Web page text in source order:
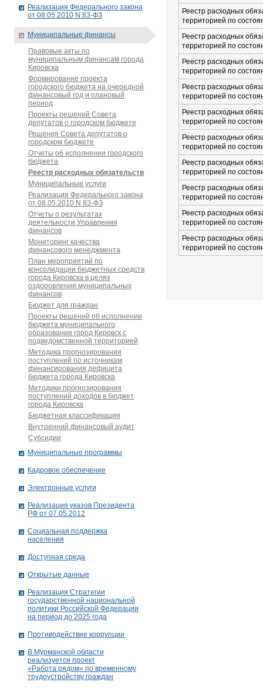
Реестр расходных
территорией по
Реестр расходных
территорией по
Реестр расходных
территорией по
Реестр расходных
территорией по
Реестр расходных
территорией по
Реестр расходных
территорией по
Реестр расходных
территорией по
Реестр расходных
территорией по
Реестр расходных
территорией по
Реестр расходных
территорией по
Реализация Федерального закона
от 08.05.2010 N 83-ФЗ
Муниципальные финансы
Правовые акты по
муниципальным финансам города
Кировска
Формирование проекта
городского бюджета на очередной
финансовый год и плановый
период
Проекты решений Совета
депутатов о городском бюджете
Решения Совета депутатов о
городском бюджете
Отчеты об исполнении городского
бюджета
Реестр расходных обязательств
Муниципальные услуги
Реализация Федерального закона
от 08.05.2010 N 83-ФЗ
Отчеты о результатах
деятельности Управления
финансов
Мониторинг качества
финансового менеджмента
План мероприятий по
консолидации бюджетных средств
города Кировска в целях
оздоровления муниципальных
финансов
Бюджет для граждан
Проекты решений об исполнении
бюджета муниципального
образования город Кировск с
подведомственной территорией
Методика прогнозирования
поступлений по источникам
финансирования дефицита
бюджета города Кировска
Методики прогнозирования
поступлений доходов в бюджет
города Кировска
Бюджетная классификация
Внутренний финансовый аудит
Субсидии
Муниципальные программы
Кадровое обеспечение
Электронные услуги
Реализация указов Президента
РФ от 07.05.2012
Социальная поддержка
населения
Доступная среда
Открытые данные
Реализация Стратегии
государственной национальной
политики Российской Федерации
на период до 2025 года
Противодействие коррупции
В Мурманской области
реализуется проект
«Работа рядом» по временному
трудоустройству граждан